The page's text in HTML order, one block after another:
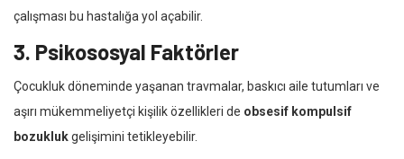
çalışması bu hastalığa yol açabilir.
3. Psikososyal Faktörler
Çocukluk döneminde yaşanan travmalar, baskıcı aile tutumları ve
aşırı mükemmeliyetçi kişilik özellikleri de obsesif kompulsif
bozuklukgelişimini tetikleyebilir.